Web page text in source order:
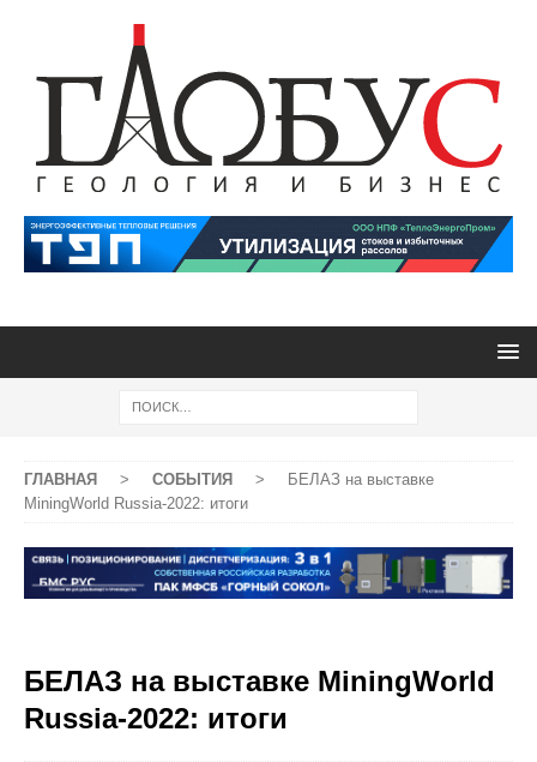
ГЛАВНАЯ > СОБЫТИЯ >
БЕЛАЗ на выставке
MiningWorld Russia-2022: итоги
БЕЛАЗ на выставке MiningWorld
Russia-2022: итоги